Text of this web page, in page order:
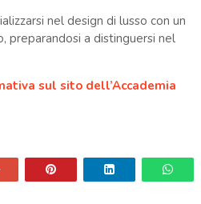
nel design di lusso con un
preparandosi a distinguersi nel
sul sito dell’Accademia